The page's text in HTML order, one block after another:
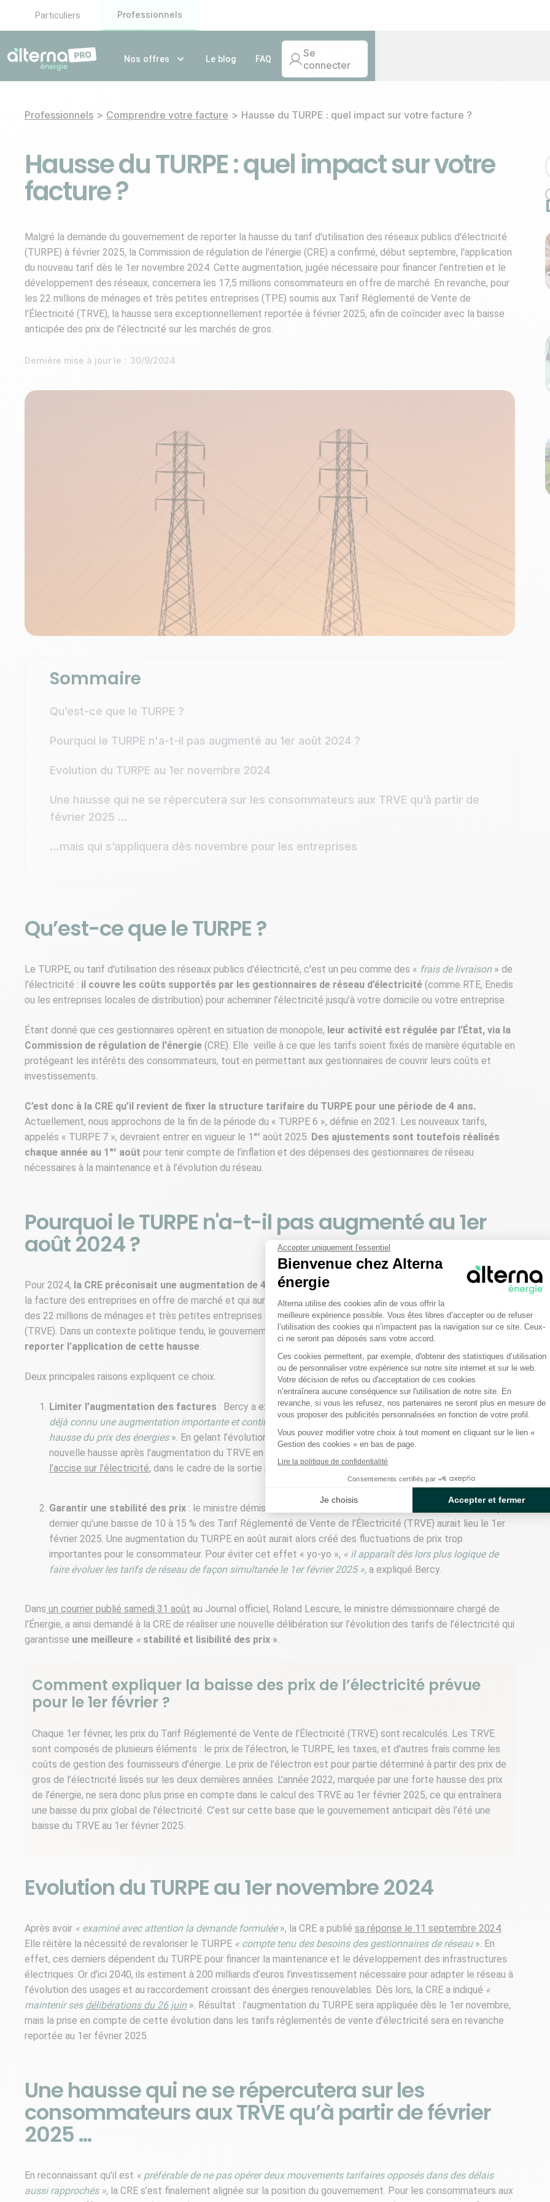
Particuliers Professionnels
Nos offres Le blog FAQ
Se
connecter
Professionnels > Comprendre votre facture > Hausse du TURPE : quel impact sur votre facture ?
Hausse du TURPE : quel impact sur votre
facture ?
Malgré la demande du gouvernement de reporter la hausse du tarif d'utilisation des réseaux publics d'électricité
(TURPE) à février 2025, la Commission de régulation de l'énergie (CRE) a confirmé, début septembre, l'application
du nouveau tarif dès le 1er novembre 2024. Cette augmentation, jugée nécessaire pour financer l'entretien et le
développement des réseaux, concernera les 17,5 millions consommateurs en offre de marché. En revanche, pour
les 22 millions de ménages et très petites entreprises (TPE) soumis aux Tarif Réglementé de Vente de
l’Électricité (TRVE), la hausse sera exceptionnellement reportée à février 2025, afin de coïncider avec la baisse
anticipée des prix de l'électricité sur les marchés de gros.
Dernière mise à jour le : 30/9/2024
Sommaire
Qu’est-ce que le TURPE ?
Pourquoi le TURPE n'a-t-il pas augmenté au 1er août 2024 ?
Evolution du TURPE au 1er novembre 2024
Une hausse qui ne se répercutera sur les consommateurs aux TRVE qu’à partir de
février 2025 …
…mais qui s’appliquera dès novembre pour les entreprises
Qu’est-ce que le TURPE ?
Le TURPE, ou tarif d'utilisation des réseaux publics d'électricité, c'est un peu comme des « frais de livraison» de
l'électricité : il couvre les coûts supportés par les gestionnaires de réseau d’électricité (comme RTE, Enedis
ou les entreprises locales de distribution) pour acheminer l’électricité jusqu’à votre domicile ou votre entreprise.
Étant donné que ces gestionnaires opèrent en situation de monopole, leur activité est régulée par l'État, via la
Commission de régulation de l'énergie (CRE). Elle veille à ce que les tarifs soient fixés de manière équitable en
protégeant les intérêts des consommateurs, tout en permettant aux gestionnaires de couvrir leurs coûts et
investissements.
C’est donc à la CRE qu’il revient de fixer la structure tarifaire du TURPE pour une période de 4 ans.
Actuellement, nous approchons de la fin de la période du « TURPE 6 », définie en 2021. Les nouveaux tarifs,
appelés « TURPE 7 », devraient entrer en vigueur le 1ᵉʳ août 2025. Des ajustements sont toutefois réalisés
chaque année au 1ᵉʳ août pour tenir compte de l’inflation et des dépenses des gestionnaires de réseau
nécessaires à la maintenance et à l’évolution du réseau.
Pourquoi le TURPE n'a-t-il pas augmenté au 1er
août 2024 ?
Pour 2024, la CRE préconisait une augmentation de 4,8 %. Une hausse qui se serait directement répercutée sur
la facture des entreprises en offre de marché et qui aurait entraîné une augmentation d'environ 1 % sur la facture
des 22 millions de ménages et très petites entreprises (TPE) soumis au tarif réglementé de vente de l’électricité
(TRVE). Dans un contexte politique tendu, le gouvernement a finalement annoncé, à la mi-juillet, sa décision de
reporter l’application de cette hausse
Deux principales raisons expliquent ce choix.
Limiter l’augmentation des factures : Bercy a expliqué vouloir préserver les consommateurs« qui ont
déjà connu une augmentation importante et continue depuis 2022 dans le contexte sans précédent de
hausse du prix des énergies». En gelant l’évolution du TURPE, le gouvernement a souhaité éviter une
nouvelle hausse après l’augmentation du TRVE en février 2024, en partie due à la revalorisation d’une taxe,
l’accise sur l’électricité, dans le cadre de la sortie progressivedu coûteux bouclier tarifaire
Garantir une stabilité des prix : le ministre démissionnaire de l’Économie, Bruno Le Maire, a annoncé en juin
dernier qu’une baisse de 10 à 15 % des Tarif Réglementé de Vente de l’Électricité (TRVE) aurait lieu le 1er
février 2025. Une augmentation du TURPE en août aurait alors créé des fluctuations de prix trop
importantes pour le consommateur. Pour éviter cet effet « yo-yo », « il apparaît dès lors plus logique de
faire évoluer les tarifs de réseau de façon simultanée le 1er février 2025 », a expliqué Bercy.
Dans un courrier publié samedi 31 août au Journal officiel, Roland Lescure, le ministre démissionnaire chargé de
l’Énergie, a ainsi demandé à la CRE de réaliser une nouvelle délibération sur l’évolution des tarifs de l’électricité qui
garantisse une meilleure « stabilité et lisibilité des prix »
Comment expliquer la baisse des prix de l’électricité prévue
pour le 1er février ?
Chaque 1er février, les prix du Tarif Réglementé de Vente de l’Électricité (TRVE) sont recalculés. Les TRVE
sont composés de plusieurs éléments : le prix de l’électron, le TURPE, les taxes, et d'autres frais comme les
coûts de gestion des fournisseurs d’énergie. Le prix de l’électron est pour partie déterminé à partir des prix de
gros de l’électricité lissés sur les deux dernières années. L’année 2022, marquée par une forte hausse des prix
de l’énergie, ne sera donc plus prise en compte dans le calcul des TRVE au 1er février 2025, ce qui entraînera
une baisse du prix global de l'électricité. C’est sur cette base que le gouvernement anticipait dès l’été une
baisse du TRVE au 1er février 2025.
Evolution du TURPE au 1er novembre 2024
Après avoir « examiné avec attention la demande formulée», la CRE a publié sa réponse le 11 septembre 2024
Elle réitère la nécessité de revaloriser le TURPE « compte tenu des besoins des gestionnaires de réseau». En
effet, ces derniers dépendent du TURPE pour financer la maintenance et le développement des infrastructures
électriques. Or d’ici 2040, ils estiment à 200 milliards d’euros l’investissement nécessaire pour adapter le réseau à
l’évolution des usages et au raccordement croissant des énergies renouvelables. Dès lors, la CRE a indiqué «
maintenir ses délibérations du 26 juin». Résultat : l’augmentation du TURPE sera appliquée dès le 1er novembre,
mais la prise en compte de cette évolution dans les tarifs réglementés de vente d’électricité sera en revanche
reportée au 1er février 2025.
Une hausse qui ne se répercutera sur les
consommateurs aux TRVE qu’à partir de février
2025 …
En reconnaissant qu’il est « préférable de ne pas opérer deux mouvements tarifaires opposés dans des délais
aussi rapprochés », la CRE s’est finalement alignée sur la position du gouvernement. Pour les consommateurs aux
Accepter uniquement l'essentiel
Bienvenue chez Alterna
énergie
Plateforme de Gestion du
Alterna utilise des cookies afin de vous offrir la
meilleure expérience possible. Vous êtes libres d’accepter ou de refuser
l’utilisation des cookies qui n’impactent pas la navigation sur ce site. Ceux-
ci ne seront pas déposés sans votre accord.
Ces cookies permettent, par exemple, d'obtenir des statistiques d’utilisation
ou de personnaliser votre expérience sur notre site internet et sur le web.
Votre décision de refus ou d'acceptation de ces cookies
n’entraînera aucune conséquence sur l'utilisation de notre site. En
revanche, si vous les refusez, nos partenaires ne seront plus en mesure de
vous proposer des publicités personnalisées en fonction de votre profil.
Vous pouvez modifier votre choix à tout moment en cliquant sur le lien «
Gestion des cookies » en bas de page.
Lire la politique de confidentialité
Consentements certifiés par
Je choisis Accepter et fermer
Axeptio consent